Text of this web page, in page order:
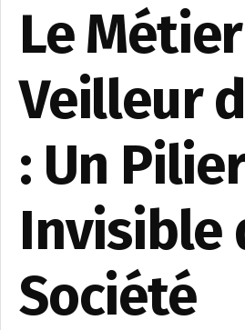
Le
Veilleur
: Un
Invisible
Société